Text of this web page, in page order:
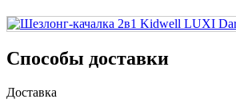
Способы доставки
Доставка